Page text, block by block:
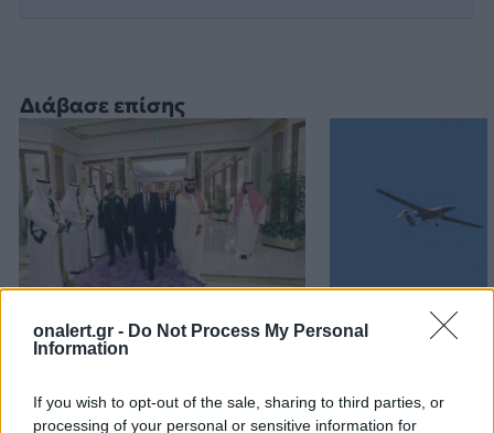
onalert.gr - Do Not Process My Personal
Information
If you wish to opt-out of the sale, sharing to third parties, or
processing of your personal or sensitive information for
Διάβασε επίσης
Τουρκία: «Δεν στοχεύει
κάποια συγκεκριμένη
χώρα η αμυντική
συμφωνία με Πακιστάν
Προκλήσεων
8 παραβάσεις
παραβιάσεις